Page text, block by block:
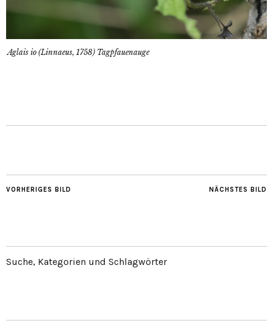
Aglais io (Linnaeus, 1758) Tagpfauenauge
NÄCHSTES BILD
VORHERIGES BILD
Suche, Kategorien und Schlagwörter